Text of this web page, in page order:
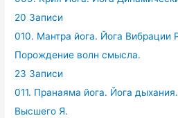
20 Записи
010. Мантра йога. Йога
Порождение волн смысла.
23 Записи
011. Пранаяма йога. Йога
Высшего Я.